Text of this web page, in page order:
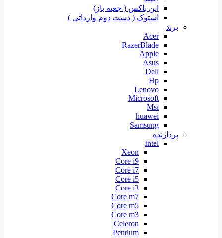
اپن باکس ( جعبه باز)
استوک ( دست دوم وارداتی )
برند
Acer
RazerBlade
Apple
Asus
Dell
Hp
Lenovo
Microsoft
Msi
huawei
Samsung
پردازنده
Intel
Xeon
Core i9
Core i7
Core i5
Core i3
Core m7
Core m5
Core m3
Celeron
Pentium